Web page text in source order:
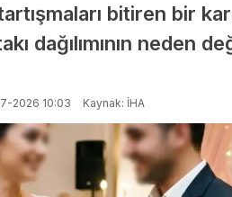
bitiren bir
dağılımının neden
2026 10:03 Kaynak: İHA